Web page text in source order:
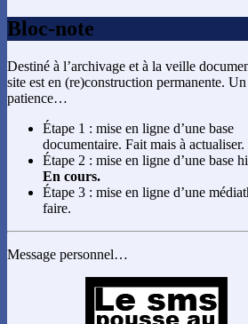
Bloc-note
Destiné à l’archivage et à la veille
site est en (re)construction permanente.
patience…
Étape 1 : mise en ligne d’une base
documentaire. Fait mais à actualiser.
Étape 2 : mise en ligne d’une base
En cours.
Étape 3 : mise en ligne d’une
faire.
Message personnel…